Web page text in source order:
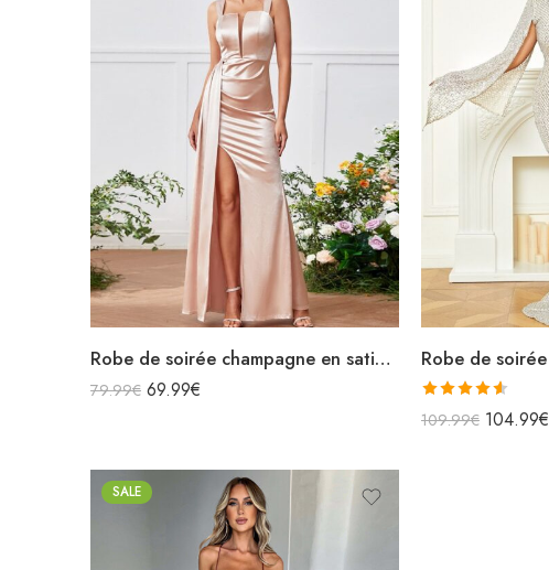
Robe de soirée champagne en satin longue fendue à bretelles
79.99€ 69.99€
Note4.56
109.99€ 104.99€
SALE